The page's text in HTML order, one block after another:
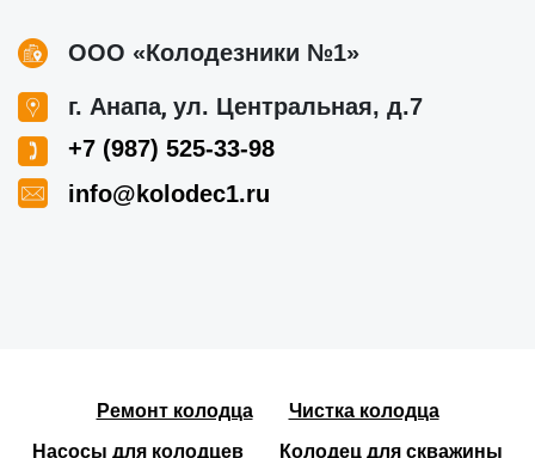
ООО «Колодезники №1»
г. Анапа, ул. Центральная, д.7
+7 (987) 525-33-98
info@kolodec1.ru
Ремонт колодца
Чистка колодца
Насосы для колодцев
Колодец для скважины